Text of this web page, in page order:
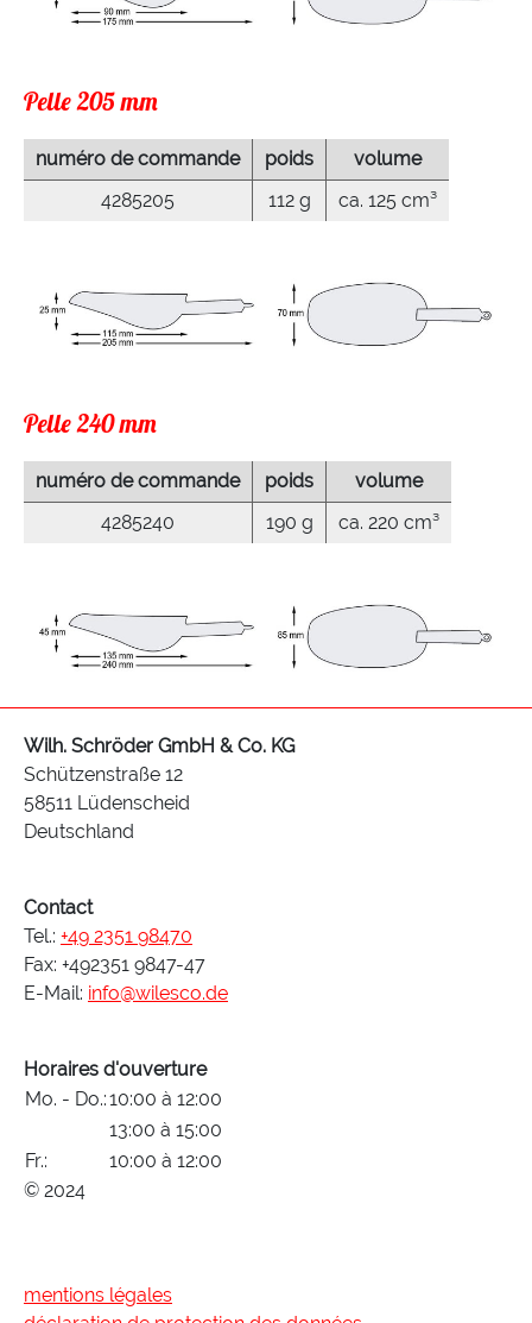
Pelle 205 mm
numéro de commande poids
volume
4285205
112 g ca. 125 cm³
Pelle 240 mm
numéro de commande poids
volume
4285240
190 g ca. 220 cm³
Wilh. Schröder GmbH & Co. KG
Schützenstraße 12
58511 Lüdenscheid
Deutschland
Contact
Tel.: +49 2351 98470
Fax: +492351 9847-47
E-Mail: info@wilesco.de
Horaires d'ouverture
Mo. - Do.:10:00 à 12:00
13:00 à 15:00
Fr.:
10:00 à 12:00
© 2024
mentions légales